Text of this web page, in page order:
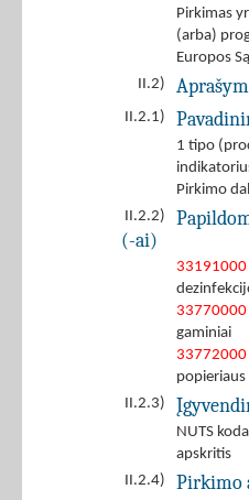
Pirkimas
(arba)
Europos
II.2)
II.2.1)
1 tipo
Pirkimo
II.2.2)
(-ai)
33191000
33770000
gaminiai
33772000
popieriaus
II.2.3)
NUTS
apskritis
II.2.4)
Pirkimo